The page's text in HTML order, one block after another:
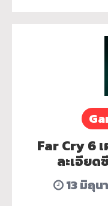
Far Cry 6
ละเอียด
13 มิถุน